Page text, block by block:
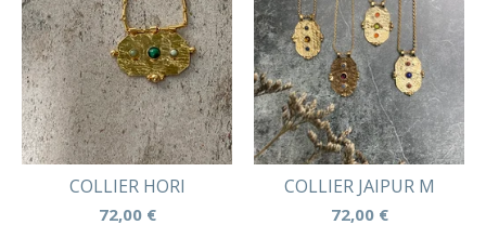
COLLIER HORI
72,00 €
COLLIER JAIPUR M
72,00 €